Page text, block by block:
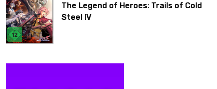
The Legend of Heroes: Trails of Cold
Steel IV